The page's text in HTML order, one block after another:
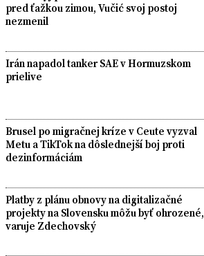
pred ťažkou zimou, Vučić svoj postoj
nezmenil
Irán napadol tanker SAE v Hormuzskom
prielive
Brusel po migračnej kríze v Ceute vyzval
Metu a TikTok na dôslednejší boj proti
dezinformáciám
Platby z plánu obnovy na digitalizačné
projekty na Slovensku môžu byť ohrozené,
varuje Zdechovský